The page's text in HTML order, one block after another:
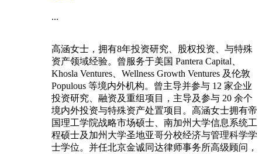
...
高涵女士，拥有8年投资研究、股权投资、与特殊
资产领域经验。曾服务于美国 Pantera Capital、
Khosla Ventures、Wellness Growth Ventures 及伦敦
Populous 等境内外机构。曾主导并参与 12 家企业
投资研究、融资及重组项目，主导及参与 20 余个
境内外投资与特殊资产处置项目。高涵女士拥有帝
国理工学院战略市场硕士、南加州大学信息系统工
程硕士及加州大学圣地亚哥分校经济与管理科学学
士学位。并任北京金诚同达律师事务所高级顾问，